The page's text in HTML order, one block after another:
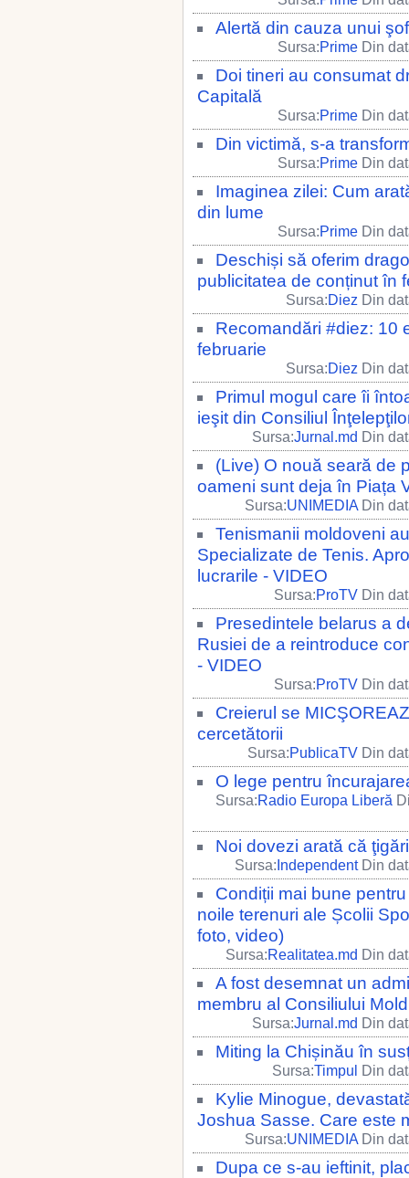
Alertă din cauza unui
Sursa:Prime Din
Doi tineri au consumat
Capitală
Sursa:Prime Din
Din victimă, s-a
Sursa:Prime Din
Imaginea zilei: Cum
din lume
Sursa:Prime Din
Deschiși să oferim
publicitatea de conținut în
Sursa:Diez Din
Recomandări #diez: 10
februarie
Sursa:Diez Din
Primul mogul care îi
ieşit din Consiliul
Sursa:Jurnal.md Din
(Live) O nouă seară de
oameni sunt deja în Piața
Sursa:UNIMEDIA Din
Tenismanii moldoveni
Specializate de Tenis.
lucrarile - VIDEO
Sursa:ProTV Din
Presedintele belarus a
Rusiei de a reintroduce
- VIDEO
Sursa:ProTV Din
Creierul se
cercetătorii
Sursa:PublicaTV Din
O lege pentru
Sursa:Radio Europa Liberă
Noi dovezi arată că
Sursa: IndependentDin
Condiții mai bune
noile terenuri ale Școlii
foto, video)
Sursa:Realitatea.md Din
A fost desemnat un
membru al Consiliului
Sursa:Jurnal.md Din
Miting la Chișinău în
Sursa:Timpul Din
Kylie Minogue,
Joshua Sasse. Care este
Sursa:UNIMEDIA Din
Dupa ce s-au ieftinit,